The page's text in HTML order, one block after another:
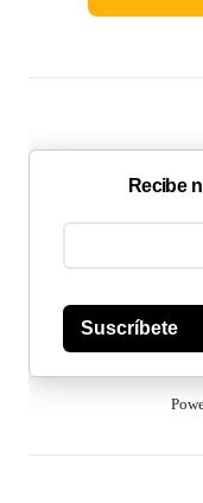
Recibe
Suscríbete